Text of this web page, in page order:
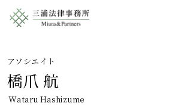
アソシエイト
橋爪 航
Wataru Hashizume